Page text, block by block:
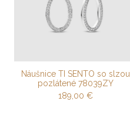
Náušnice TI SENTO so slzou
pozlátené 78039ZY
189,00€